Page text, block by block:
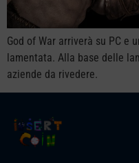
God of War arriverà su PC e
lamentata. Alla base delle
aziende da rivedere.